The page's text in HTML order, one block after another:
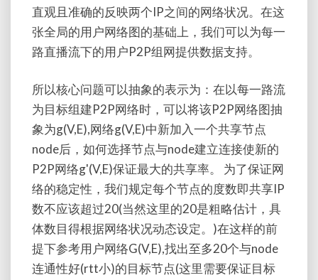
直观且准确的反映两个IP之间的网络状况。在这
张全局的用户网络图的基础上，我们可以为每一
路直播流下的用户P2P组网提供数据支持。
所以核心问题可以抽象的表示为：在以每一路流
为目标组建P2P网络时，可以将该P2P网络图抽
象为g(V,E),网络g(V,E)中新加入一个共享节点
node后，如何选择节点与node建立连接使新的
P2P网络g'(V,E)保证最大的共享率。 为了保证网
络的稳定性，我们规定每个节点的度数即共享IP
数不应该超过20(当然这里的20是粗略估计，具
体数目得根据网络状况动态设定。)在这样的前
提下参考用户网络G(V,E),找出至多20个与node
连通性好(rtt小)的目标节点(这里需要保证目标